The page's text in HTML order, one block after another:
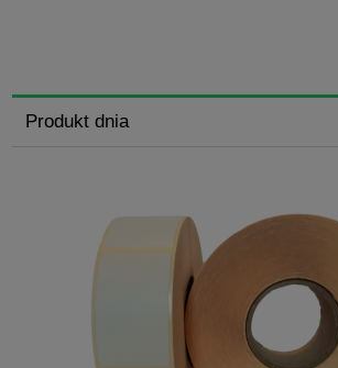
Produkt dnia